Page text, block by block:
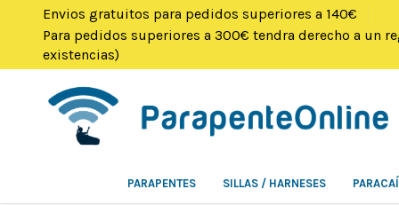
Envios gratuitos para pedidos superiores a 140€
Para pedidos superiores a 300€ tendra derecho a un
existencias)
PARAPENTES SILLAS / HARNESES